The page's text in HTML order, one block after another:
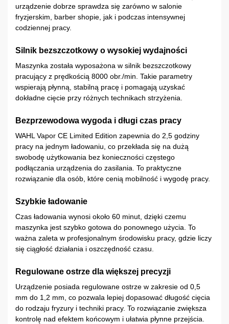
urządzenie dobrze sprawdza się zarówno w salonie
fryzjerskim, barber shopie, jak i podczas intensywnej
codziennej pracy.
Silnik bezszczotkowy o wysokiej wydajności
Maszynka została wyposażona w silnik bezszczotkowy
pracujący z prędkością 8000 obr./min. Takie parametry
wspierają płynną, stabilną pracę i pomagają uzyskać
dokładne cięcie przy różnych technikach strzyżenia.
Bezprzewodowa wygoda i długi czas pracy
WAHL Vapor CE Limited Edition zapewnia do 2,5 godziny
pracy na jednym ładowaniu, co przekłada się na dużą
swobodę użytkowania bez konieczności częstego
podłączania urządzenia do zasilania. To praktyczne
rozwiązanie dla osób, które cenią mobilność i wygodę pracy.
Szybkie ładowanie
Czas ładowania wynosi około 60 minut, dzięki czemu
maszynka jest szybko gotowa do ponownego użycia. To
ważna zaleta w profesjonalnym środowisku pracy, gdzie liczy
się ciągłość działania i oszczędność czasu.
Regulowane ostrze dla większej precyzji
Urządzenie posiada regulowane ostrze w zakresie od 0,5
mm do 1,2 mm, co pozwala lepiej dopasować długość cięcia
do rodzaju fryzury i techniki pracy. To rozwiązanie zwiększa
kontrolę nad efektem końcowym i ułatwia płynne przejścia.